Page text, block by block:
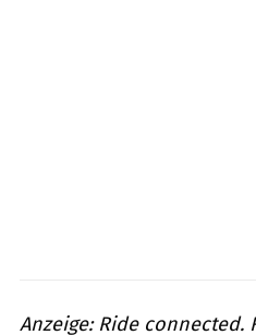
Anzeige: Ride connected.